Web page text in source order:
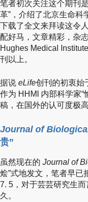
笔者初次关注这个期刊
革”，介绍了北京生命
下载了全文来拜读这令
配好马，文章精彩，杂
Hughes Medical
刊以上。
据说 eLife创刊的初衷始
作为 HHMI 内部科学家
稿，在国外的认可度极
Journal of
贵”
虽然现在的 Journal of
烩”式地发文，笔者早
7. 5，对于芸芸研究生
久。